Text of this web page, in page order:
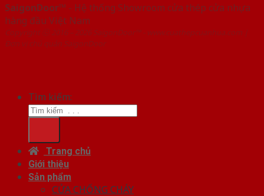
SaigonDoor™ - Hệ thống Showroom cửa thép cửa nhựa
hàng đầu Việt Nam
Copyright ⓒ 2016 – 2026 SaigonDoor™ - www.cuathepcuanhua.com |
Đơn vị chủ quản SaigonDoor
Tìm kiếm:
Trang chủ
Giới thiệu
Sản phẩm
CỬA CHỐNG CHÁY